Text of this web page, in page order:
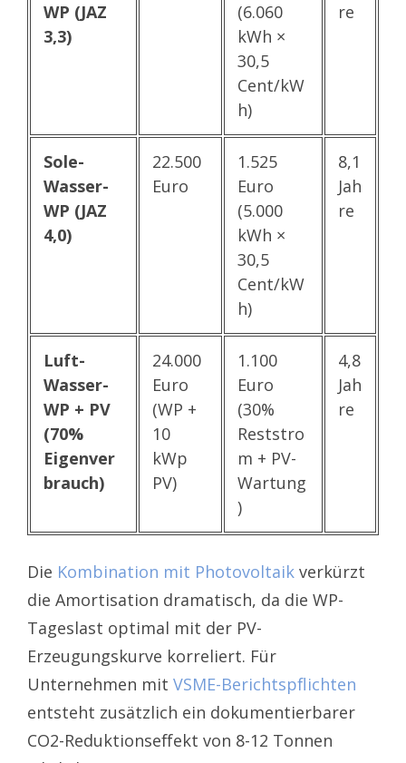
WP (JAZ
3,3)
(6.060
kWh ×
30,5
Cent/kW
h)
re
Sole-
Wasser-
WP (JAZ
4,0)
22.500
Euro
1.525
Euro
(5.000
kWh ×
30,5
Cent/kW
h)
8,1
Jah
re
Luft-
Wasser-
WP + PV
(70%
Eigenver
brauch)
24.000
Euro
(WP +
10
kWp
PV)
1.100
Euro
(30%
Reststro
m + PV-
Wartung
)
4,8
Jah
re
Die Kombination mit Photovoltaik verkürzt
die Amortisation dramatisch, da die WP-
Tageslast optimal mit der PV-
Erzeugungskurve korreliert. Für
Unternehmen mit VSME-Berichtspflichten
entsteht zusätzlich ein dokumentierbarer
CO2-Reduktionseffekt von 8-12 Tonnen